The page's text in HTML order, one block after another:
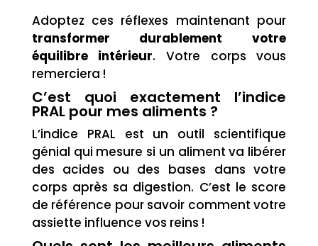
Adoptez ces réflexes maintenant pour
transformer durablement votre
équilibre intérieur. Votre corps vous
remerciera !
C’est quoi exactement l’indice
PRAL pour mes aliments ?
L’indice PRAL est un outil scientifique
génial qui mesure si un aliment va libérer
des acides ou des bases dans votre
corps après sa digestion. C’est le score
de référence pour savoir comment votre
assiette influence vos reins !